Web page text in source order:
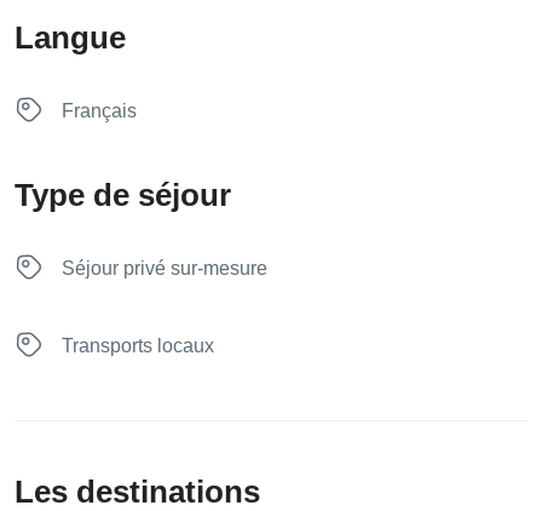
Langue
Français
Type de séjour
Séjour privé sur-mesure
Transports locaux
Les destinations